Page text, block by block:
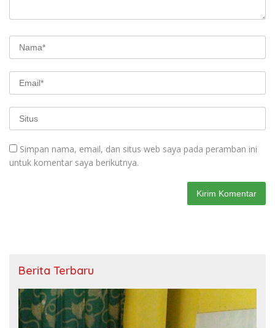
Simpan nama, email, dan situs web saya pada peramban ini
untuk komentar saya berikutnya.
Berita Terbaru